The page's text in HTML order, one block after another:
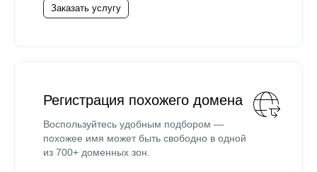
Заказать услугу
Регистрация похожего домена
Воспользуйтесь удобным подбором —
похожее имя может быть свободно в одной
из 700+ доменных зон.